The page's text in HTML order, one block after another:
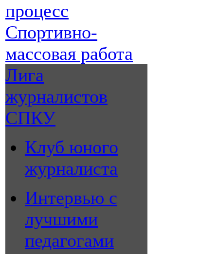
процесс
Спортивно-
массовая работа
Лига
журналистов
СПКУ
Клуб юного
журналиста
Интервью с
лучшими
педагогами